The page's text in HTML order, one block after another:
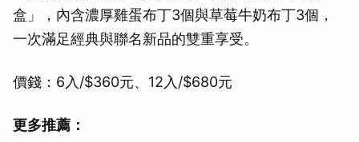
盒」，內含濃厚雞蛋布丁3個與草莓牛奶布丁3個，
一次滿足經典與聯名新品的雙重享受。
價錢：6入/$360元、12入/$680元
更多推薦：